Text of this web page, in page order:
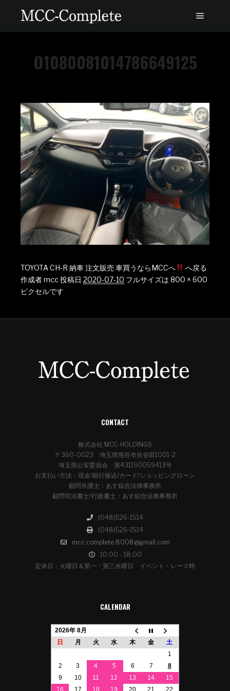
O1080081014786649125
TOYOTA CH-R 納車 注文販売 車買うならMCCへ
へ戻る
作成者mcc投稿日 2020-07-10 フルサイズは 800 × 600
ピクセルです
CONTACT
株式会社 MCC-HOLDINGS
〒360-0023 埼玉県熊谷市佐谷田1001-2
埼玉県公安委員会 第431190059413号
お支払い方法：現金/銀行振込/カード/ショッピングローン
顧問弁護士：あす綜合法律事務所
顧問司法書士/行政書士：あす綜合法務事務所
(048)526-1514
(048)526-1514
mcc.complete.8008@gmail.com
10:00 - 18:00
定休日：火曜日＆第一・第三水曜日 イベント・レース時
CALENDAR
2026年 8月
日
月 火 水 木 金
土
1
2
3 4 5 6 7
8
9
10 11 12 13 14
15
16
17 18 19 20 21 22